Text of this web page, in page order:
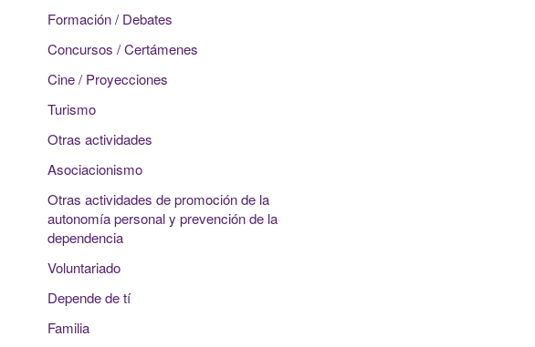
Formación / Debates
Concursos / Certámenes
Cine / Proyecciones
Turismo
Otras actividades
Asociacionismo
Otras actividades de promoción de la
autonomía personal y prevención de la
dependencia
Voluntariado
Depende de tí
Familia